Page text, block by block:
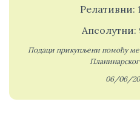
Релативни:
Апсолутни:
Подаци прикупљени помоћу
06/06/